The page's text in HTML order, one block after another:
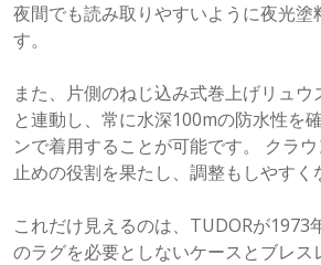
夜間でも読み取りやすいように夜光塗
す。
また、片側のねじ込み式巻上げリュウ
と連動し、常に水深100mの防水性を
ンで着用することが可能です。 クラ
止めの役割を果たし、調整もしやすく
これだけ見えるのは、TUDORが1973
のラグを必要としないケースとブレス